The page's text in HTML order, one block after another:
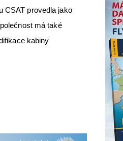
CSAT provedla jako
má také
kabiny